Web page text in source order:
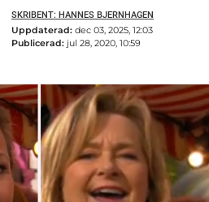
SKRIBENT: HANNES BJERNHAGEN
Uppdaterad: dec 03, 2025, 12:03
Publicerad: jul 28, 2020, 10:59